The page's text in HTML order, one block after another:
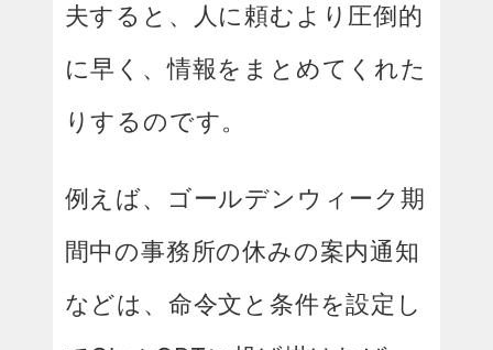
夫すると、人に頼むより圧倒的
に早く、情報をまとめてくれた
りするのです。
例えば、ゴールデンウィーク期
間中の事務所の休みの案内通知
などは、命令文と条件を設定し